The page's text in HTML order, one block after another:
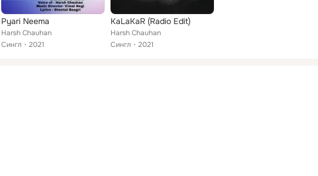
Pyari Neema
Harsh Chauhan
Сингл
2021
KaLaKaR (Radio Edit)
Harsh Chauhan
Сингл
2021